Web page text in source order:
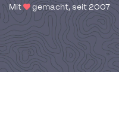
Mit gemacht, seit 2007